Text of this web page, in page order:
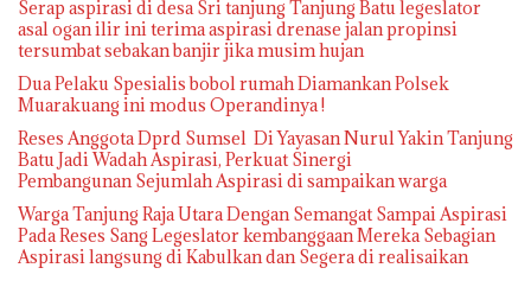
Serap aspirasi di desa Sri tanjung Tanjung Batu legeslator
asal ogan ilir ini terima aspirasi drenase jalan propinsi
tersumbat sebakan banjir jika musim hujan
Dua Pelaku Spesialis bobol rumah Diamankan Polsek
Muarakuang ini modus Operandinya !
Reses Anggota Dprd Sumsel Di Yayasan Nurul Yakin Tanjung
Batu Jadi Wadah Aspirasi, Perkuat Sinergi
Pembangunan Sejumlah Aspirasi di sampaikan warga
Warga Tanjung Raja Utara Dengan Semangat Sampai Aspirasi
Pada Reses Sang Legeslator kembanggaan Mereka Sebagian
Aspirasi langsung di Kabulkan dan Segera di realisaikan